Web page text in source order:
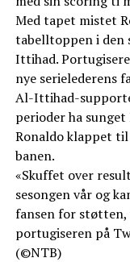
Med tapet mistet
tabelltoppen i den
Ittihad.
nye serielederens
Al-Ittihad-
perioder ha sunget
Ronaldo klappet
banen.
«Skuffet over
sesongen vår og
fansen for støtten,
portugiseren på
(©NTB)